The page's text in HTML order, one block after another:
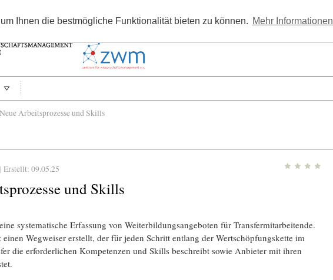
Ihnen die bestmögliche Funktionalität bieten zu können. Mehr Informationen
Kostenlos registrieren
Arbeitsprozesse und Skills
Erstellt: 09.05.25
und Skills
systematische Erfassung von Weiterbildungsangeboten für Transfermitarbeitende.
Wegweiser erstellt, der für jeden Schritt entlang der Wertschöpfungskette im
die erforderlichen Kompetenzen und Skills beschreibt sowie Anbieter mit ihren